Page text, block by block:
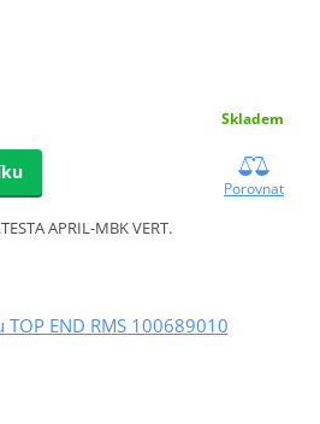
Skladem
Porovnat
APRIL-MBK VERT.
END RMS 100689010